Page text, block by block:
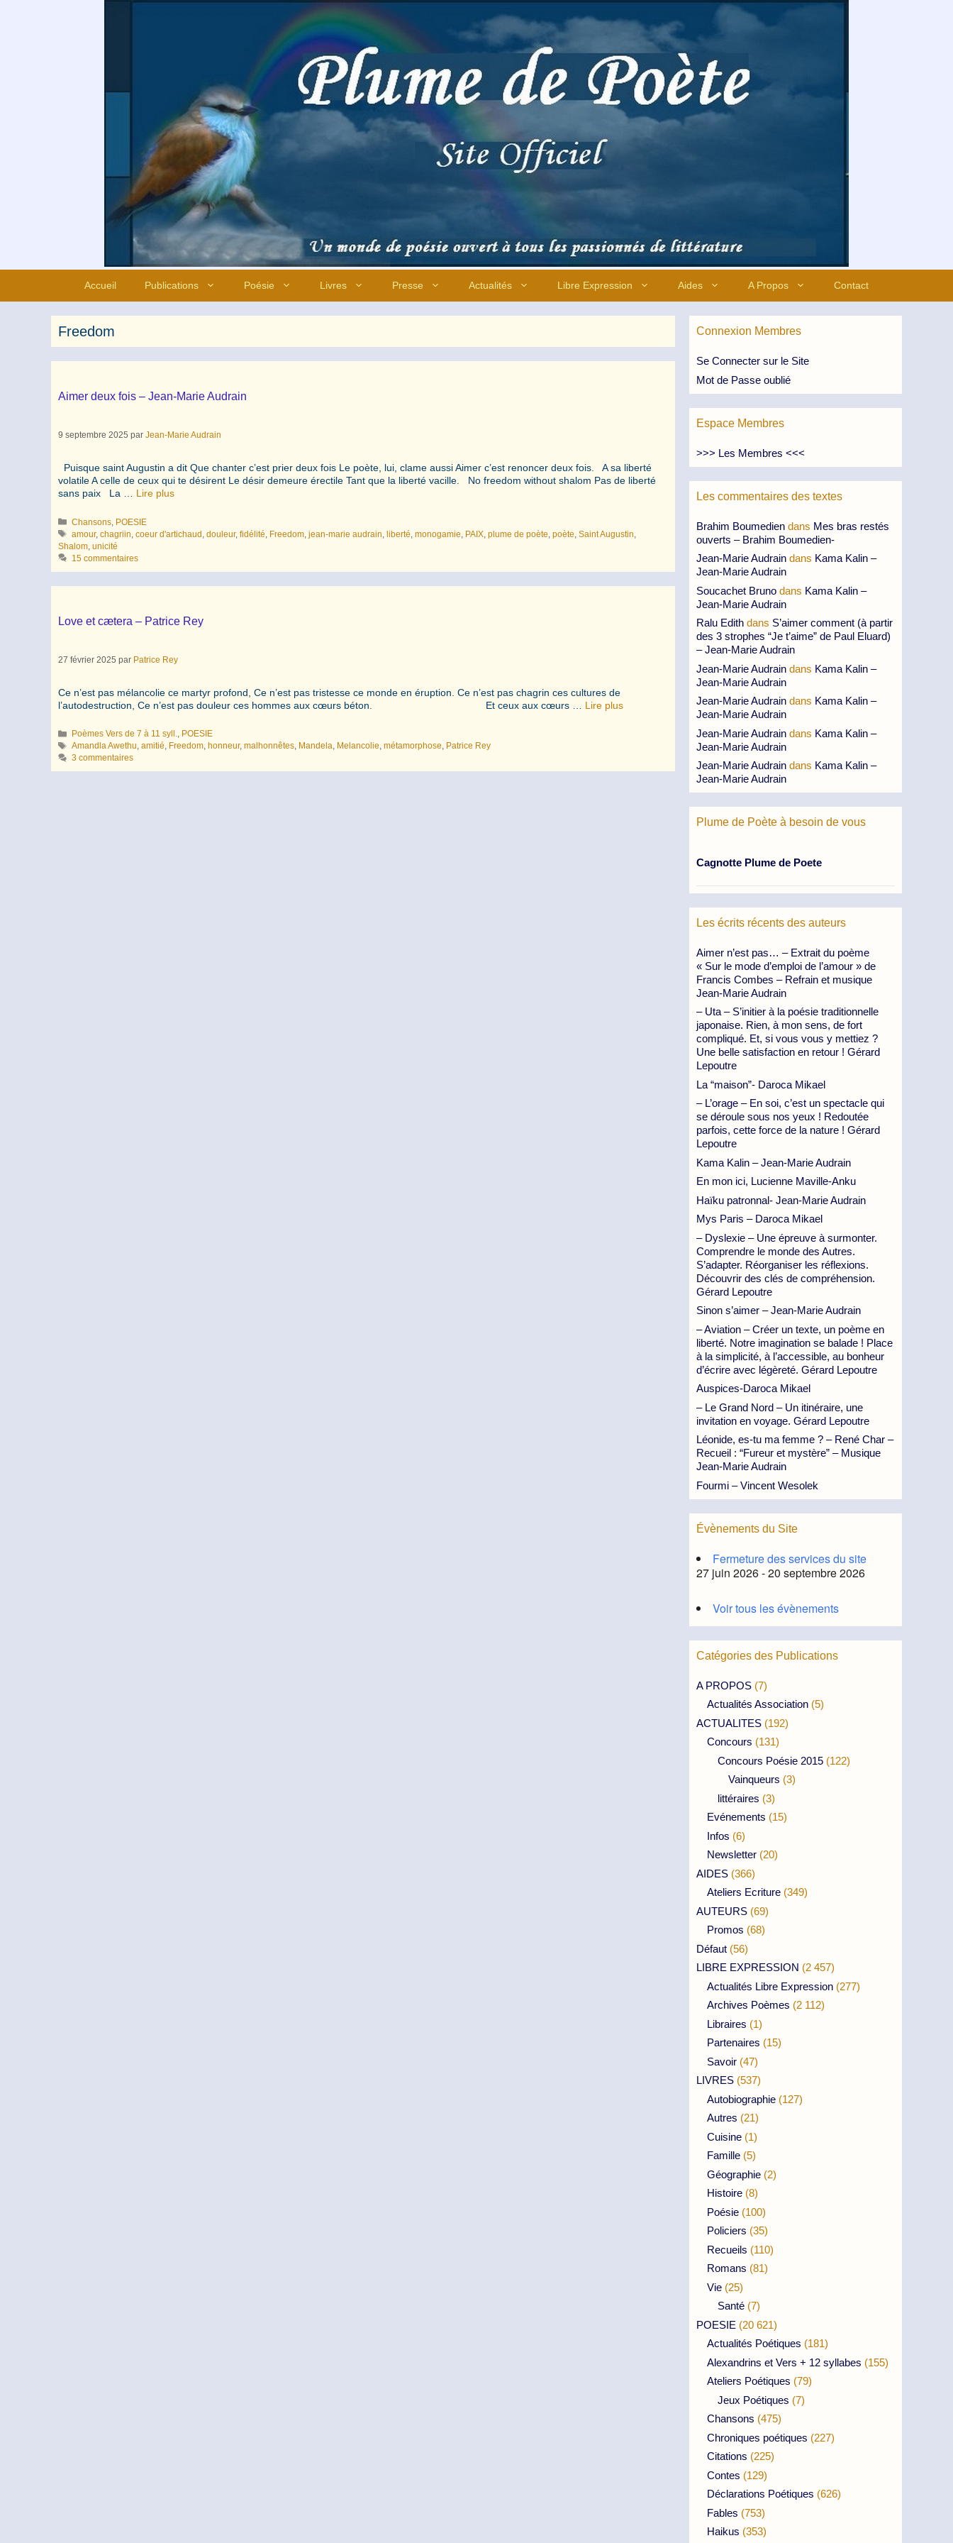
Accueil Publications Poésie Livres Presse Actualités Libre Expression Aides A Propos Contact
Freedom
Aimer deux fois – Jean-Marie Audrain
9 septembre 2025 par Jean-Marie Audrain
Puisque saint Augustin a dit Que chanter c’est prier deux fois Le poète, lui, clame aussi Aimer c’est renoncer deux fois. A sa liberté
volatile A celle de ceux qui te désirent Le désir demeure érectile Tant que la liberté vacille. No freedom without shalom Pas de liberté
sans paix La … Lire plus
Catégories
Chansons POESIE
Étiquettes
amour,chagriin ,coeur d'artichaud ,douleur,fidélité Freedom ,jean-marie audrain ,liberté ,monogamie PAIX ,plume de poète ,poète ,Saint Augustin
Shalom unicité
15 commentaires
Love et cætera – Patrice Rey
27 février 2025 par Patrice Rey
Ce n’est pas mélancolie ce martyr profond, Ce n’est pas tristesse ce monde en éruption. Ce n’est pas chagrin ces cultures de
l’autodestruction, Ce n’est pas douleur ces hommes aux cœurs béton. Et ceux aux cœurs … Lire plus
Catégories
Poèmes Vers de 7 à 11 syll., POESIE
Étiquettes
Amandla Awethu,amitié, Freedom, honneur,malhonnêtes, Mandela, Melancolie,métamorphose, Patrice Rey
3 commentaires
Connexion Membres
Se Connecter sur le Site
Mot de Passe oublié
Espace Membres
>>> Les Membres <<<
Les commentaires des textes
Brahim Boumedien dans Mes bras restés
ouverts – Brahim Boumedien-
Jean-Marie Audrain dans Kama Kalin –
Jean-Marie Audrain
Soucachet Bruno dans Kama Kalin –
Jean-Marie Audrain
Ralu Edith dans S’aimer comment (à partir
des 3 strophes “Je t’aime” de Paul Eluard)
– Jean-Marie Audrain
Jean-Marie Audrain dans Kama Kalin –
Jean-Marie Audrain
Jean-Marie Audrain dans Kama Kalin –
Jean-Marie Audrain
Jean-Marie Audrain dans Kama Kalin –
Jean-Marie Audrain
Jean-Marie Audrain dans Kama Kalin –
Jean-Marie Audrain
Plume de Poète à besoin de vous
Cagnotte Plume de Poete
Les écrits récents des auteurs
Aimer n’est pas… – Extrait du poème
« Sur le mode d’emploi de l’amour » de
Francis Combes – Refrain et musique
Jean-Marie Audrain
– Uta – S’initier à la poésie traditionnelle
japonaise. Rien, à mon sens, de fort
compliqué. Et, si vous vous y mettiez ?
Une belle satisfaction en retour ! Gérard
Lepoutre
La “maison”- Daroca Mikael
– L’orage – En soi, c’est un spectacle qui
se déroule sous nos yeux ! Redoutée
parfois, cette force de la nature ! Gérard
Lepoutre
Kama Kalin – Jean-Marie Audrain
En mon ici, Lucienne Maville-Anku
Haïku patronnal- Jean-Marie Audrain
Mys Paris – Daroca Mikael
– Dyslexie – Une épreuve à surmonter.
Comprendre le monde des Autres.
S’adapter. Réorganiser les réflexions.
Découvrir des clés de compréhension.
Gérard Lepoutre
Sinon s’aimer – Jean-Marie Audrain
– Aviation – Créer un texte, un poème en
liberté. Notre imagination se balade ! Place
à la simplicité, à l’accessible, au bonheur
d’écrire avec légèreté. Gérard Lepoutre
Auspices-Daroca Mikael
– Le Grand Nord – Un itinéraire, une
invitation en voyage. Gérard Lepoutre
Léonide, es-tu ma femme ? – René Char –
Recueil : “Fureur et mystère” – Musique
Jean-Marie Audrain
Fourmi – Vincent Wesolek
Évènements du Site
Fermeture des services du site
27 juin 2026 - 20 septembre 2026
Voir tous les évènements
Catégories des Publications
A PROPOS (7)
Actualités Association (5)
ACTUALITES (192)
Concours (131)
Concours Poésie 2015 (122)
Vainqueurs (3)
littéraires (3)
Evénements (15)
Infos (6)
Newsletter (20)
AIDES (366)
Ateliers Ecriture (349)
AUTEURS (69)
Promos (68)
Défaut (56)
LIBRE EXPRESSION (2 457)
Actualités Libre Expression (277)
Archives Poèmes (2 112)
Libraires (1)
Partenaires (15)
Savoir (47)
LIVRES (537)
Autobiographie (127)
Autres (21)
Cuisine (1)
Famille (5)
Géographie (2)
Histoire (8)
Poésie (100)
Policiers (35)
Recueils (110)
Romans (81)
Vie (25)
Santé (7)
POESIE (20 621)
Actualités Poétiques (181)
Alexandrins et Vers + 12 syllabes (155)
Ateliers Poétiques (79)
Jeux Poétiques (7)
Chansons (475)
Chroniques poétiques (227)
Citations (225)
Contes (129)
Déclarations Poétiques (626)
Fables (753)
Haikus (353)